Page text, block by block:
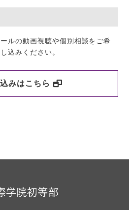
ルの動画視聴や個別相談をご希
込みください。
みはこちら